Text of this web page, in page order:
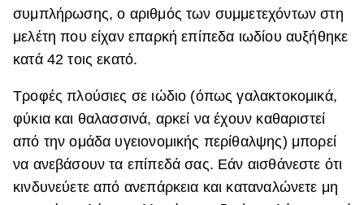
συμπλήρωσης, ο αριθμός των συμμετεχόντων στη
μελέτη που είχαν επαρκή επίπεδα ιωδίου αυξήθηκε
κατά 42 τοις εκατό.
Τροφές πλούσιες σε ιώδιο (όπως γαλακτοκομικά,
φύκια και θαλασσινά, αρκεί να έχουν καθαριστεί
από την ομάδα υγειονομικής περίθαλψης) μπορεί
να ανεβάσουν τα επίπεδά σας. Εάν αισθάνεστε ότι
κινδυνεύετε από ανεπάρκεια και καταναλώνετε μη